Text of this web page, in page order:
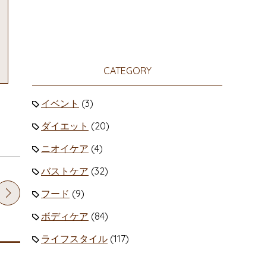
CATEGORY
イベント (3)
ダイエット (20)
ニオイケア (4)
バストケア (32)
フード (9)
ボディケア (84)
ライフスタイル (117)